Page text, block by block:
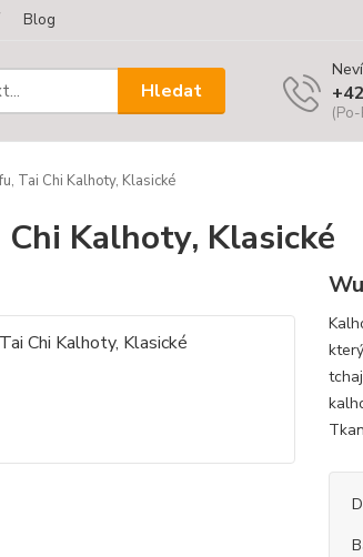
Blog
Hledat
Tai Chi Kalhoty, Klasické
Kalhoty, Klasické